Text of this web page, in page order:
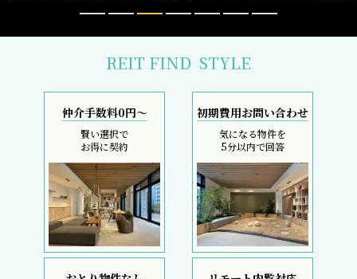
REIT FIND STYLE
仲介手数料0円～
賢い選択で
お得に契約
初期費用お問い合わせ
気になる物件を
5分以内で回答